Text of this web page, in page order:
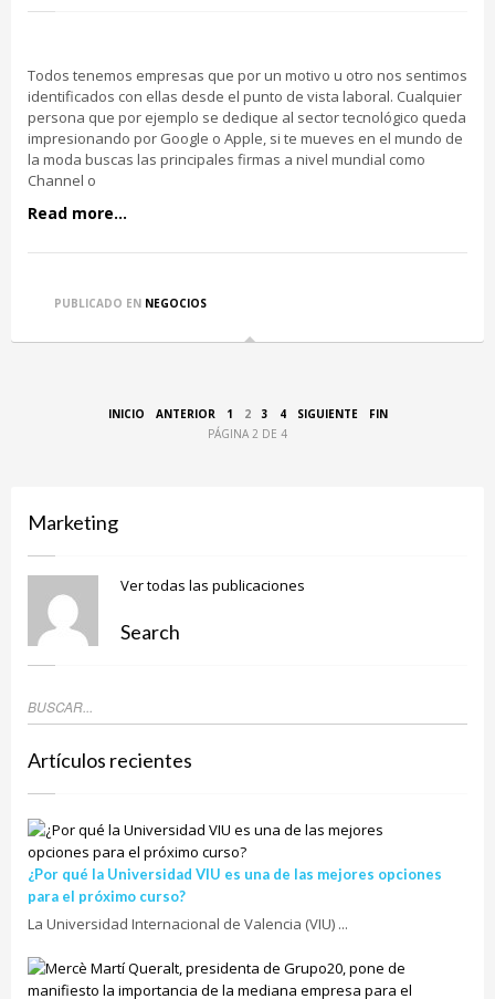
Todos tenemos empresas que por un motivo u otro nos sentimos
identificados con ellas desde el punto de vista laboral. Cualquier
persona que por ejemplo se dedique al sector tecnológico queda
impresionando por Google o Apple, si te mueves en el mundo de
la moda buscas las principales firmas a nivel mundial como
Channel o
Read more...
PUBLICADO EN NEGOCIOS
INICIO ANTERIOR 1 2 3 4 SIGUIENTE
FIN
PÁGINA 2 DE 4
Marketing
Ver todas las publicaciones
Search
Artículos recientes
¿Por qué la Universidad VIU es una de las mejores opciones
para el próximo curso?
La Universidad Internacional de Valencia (VIU) ...